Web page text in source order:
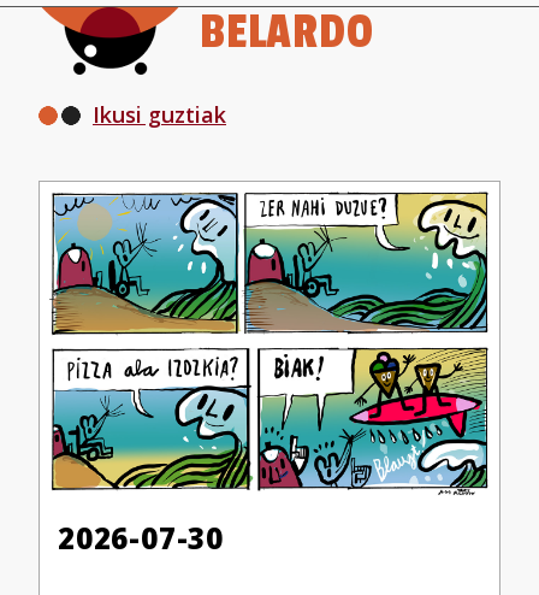
BELARDO
Ikusi guztiak
2026-07-30